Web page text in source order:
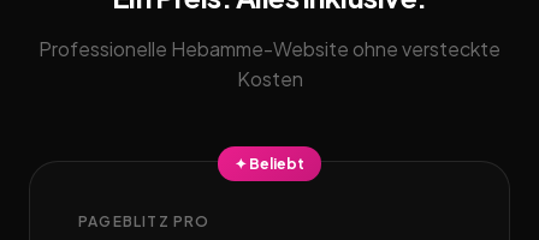
Professionelle Hebamme-Website ohne versteckte
Kosten
✦ Beliebt
PAGEBLITZ PRO